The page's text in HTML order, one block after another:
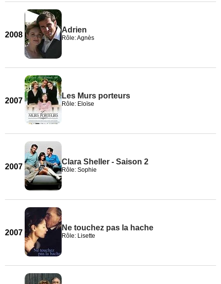
2008
Adrien
Rôle: Agnès
2007
Les Murs porteurs
Rôle: Eloïse
2007
Clara Sheller - Saison 2
Rôle: Sophie
2007
Ne touchez pas la hache
Rôle: Lisette